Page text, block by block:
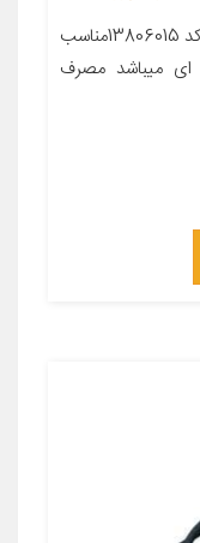
معرفی محصول کابل ترمز دستی ایساکو کد 13806015مناسب
ای میباشد مصرف